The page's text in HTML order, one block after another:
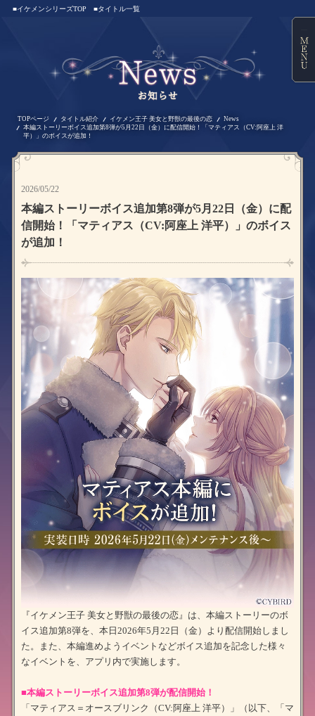
■イケメンシリーズTOP ■タイトル一覧
TOPページ タイトル紹介 イケメン王子 美女と野獣の最後の恋
News
本編ストーリーボイス追加第8弾が5月22日（金）に配信開始！「マティアス（CV:阿座上 洋
平）」のボイスが追加！
2026/05/22
本編ストーリーボイス追加第8弾が5月22日（金）に配
信開始！「マティアス（CV:阿座上 洋平）」のボイス
が追加！
『イケメン王子 美女と野獣の最後の恋』は、本編ストーリーのボ
イス追加第8弾を、本日2026年5月22日（金）より配信開始しまし
た。また、本編進めようイベントなどボイス追加を記念した様々
なイベントを、アプリ内で実施します。
■本編ストーリーボイス追加第8弾が配信開始！
「マティアス＝オースブリンク（CV:阿座上 洋平）」（以下、「マ